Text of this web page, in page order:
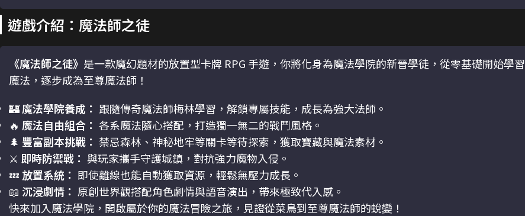
遊戲介紹：魔法師之徒
《魔法師之徒》 是一款魔幻題材的放置型卡牌 RPG 手遊，你將化身為魔法學院的新晉學徒，從零基礎開始學習
魔法，逐步成為至尊魔法師！
🏰魔法學院養成： 跟隨傳奇魔法師梅林學習，解鎖專屬技能，成長為強大法師。
🔥 魔法自由組合： 各系魔法隨心搭配，打造獨一無二的戰鬥風格。
🌲 豐富副本挑戰： 禁忌森林、神秘地牢等關卡等待探索，獲取寶藏與魔法素材。
⚔️ 即時防禦戰： 與玩家攜手守護城鎮，對抗強力魔物入侵。
💤 放置系統： 即使離線也能自動獲取資源，輕鬆無壓力成長。
📖 沉浸劇情： 原創世界觀搭配角色劇情與語音演出，帶來極致代入感。
快來加入魔法學院，開啟屬於你的魔法冒險之旅，見證從菜鳥到至尊魔法師的蛻變！